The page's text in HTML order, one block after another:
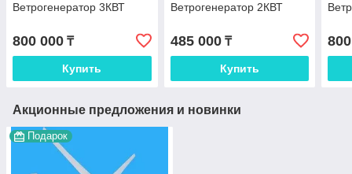
Ветрогенератор 3КВТ
800 000 ₸
Купить
Ветрогенератор 2КВТ
485 000₸
Купить
Акционные предложения и новинки
Подарок